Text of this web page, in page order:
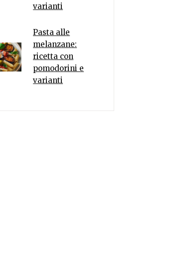
varianti
Pasta alle
melanzane:
ricetta con
pomodorini e
varianti